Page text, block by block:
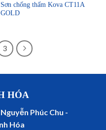
Sơn chống thấm Kova CT11A
GOLD
3
HÓA
Phúc Chu -
Hóa